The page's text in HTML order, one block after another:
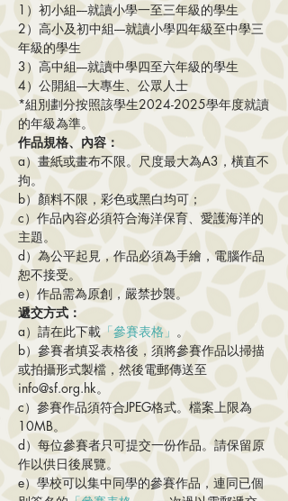
1）初小組----就讀小學一至三年級的學生
2）高小及初中組----就讀小學四年級至中學三
年級的學生
3）高中組----就讀中學四至六年級的學生
4）公開組----大專生、公眾人士
*組別劃分按照該學生2024-2025學年度就讀
的年級為準。
作品規格、內容：
a）畫紙或畫布不限。尺度最大為A3，橫直不
拘。
b）顏料不限，彩色或黑白均可；
c）作品內容必須符合海洋保育、愛護海洋的
主題。
d）為公平起見，作品必須為手繪，電腦作品
恕不接受。
e）作品需為原創，嚴禁抄襲。
遞交方式：
a）請在此下載 「參賽表格」 。
b）參賽者填妥表格後，須將參賽作品以掃描
或拍攝形式製檔，然後電郵傳送至
info@sf.org.hk。
c）參賽作品須符合JPEG格式。檔案上限為
10MB。
d）每位參賽者只可提交一份作品。請保留原
作以供日後展覽。
e）學校可以集中同學的參賽作品，連同已個